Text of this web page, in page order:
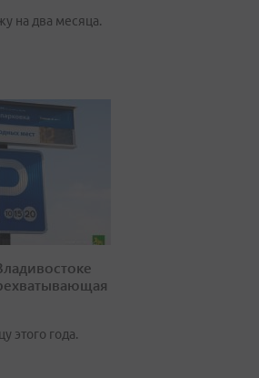
на два месяца.
этого года.